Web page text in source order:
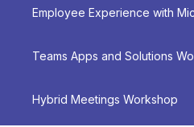
Employee Experience with
Teams Apps and Solutions
Hybrid Meetings Workshop